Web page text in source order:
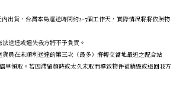
出貨，台灣本島運送時間約2-5個工作天，實際情況將將依照物
送達或遺失我方將不予負責。
員在未順利送達的第三次（最多）將轉交當地最近之配合站
早領取。若因滯留超時或太久未取而導致物件被銷毀或退回我方